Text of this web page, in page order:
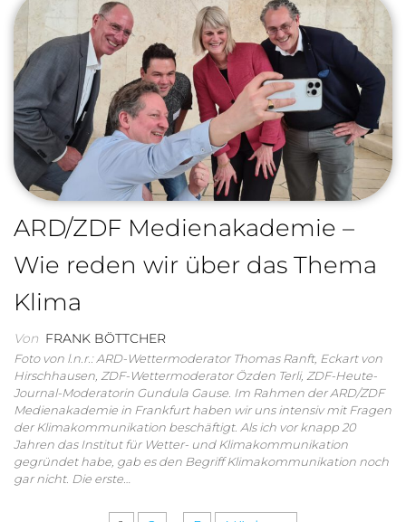
ARD/ZDF Medienakademie –
Wie reden wir über das Thema
Klima
Von FRANK BÖTTCHER
Foto von l.n.r.: ARD-Wettermoderator Thomas Ranft, Eckart von
Hirschhausen, ZDF-Wettermoderator Özden Terli, ZDF-Heute-
Journal-Moderatorin Gundula Gause. Im Rahmen der ARD/ZDF
Medienakademie in Frankfurt haben wir uns intensiv mit Fragen
der Klimakommunikation beschäftigt. Als ich vor knapp 20
Jahren das Institut für Wetter- und Klimakommunikation
gegründet habe, gab es den Begriff Klimakommunikation noch
gar nicht. Die erste…